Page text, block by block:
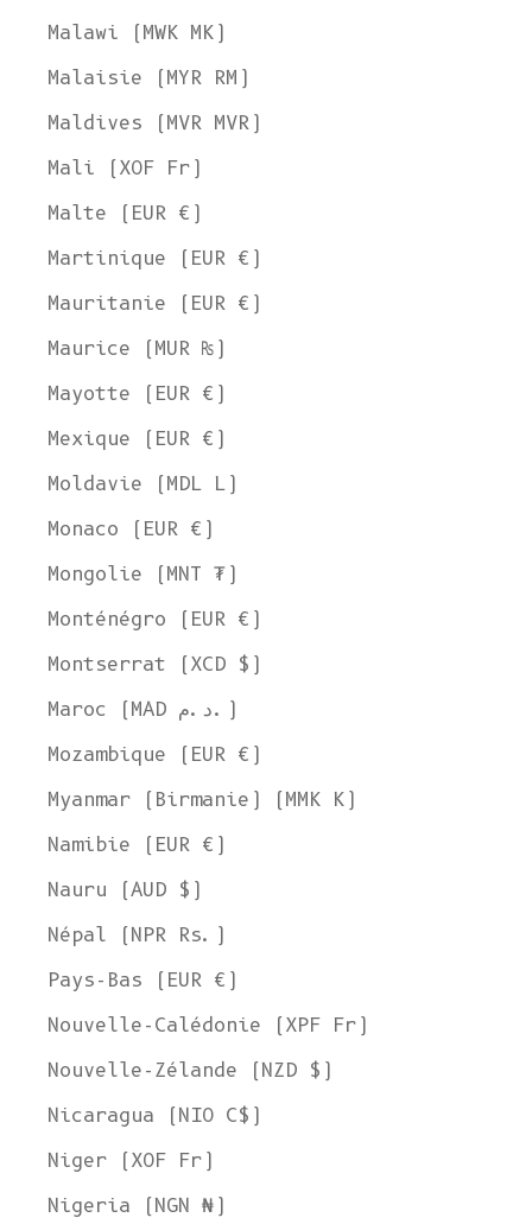
Malawi (MWK MK)
Malaisie (MYR RM)
Maldives (MVR MVR)
Mali (XOF Fr)
Malte (EUR €)
Martinique (EUR €)
Mauritanie (EUR €)
Maurice (MUR ₨)
Mayotte (EUR €)
Mexique (EUR €)
Moldavie (MDL L)
Monaco (EUR €)
Mongolie (MNT ₮)
Monténégro (EUR €)
Montserrat (XCD $)
Maroc (MAD د.م.)
Mozambique (EUR €)
Myanmar (Birmanie) (MMK K)
Namibie (EUR €)
Nauru (AUD $)
Népal (NPR Rs.)
Pays-Bas (EUR €)
Nouvelle-Calédonie (XPF Fr)
Nouvelle-Zélande (NZD $)
Nicaragua (NIO C$)
Niger (XOF Fr)
Nigeria (NGN ₦)